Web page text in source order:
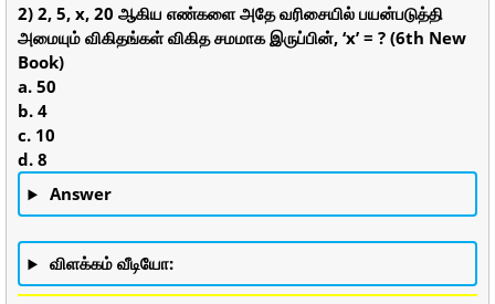
2) 2, 5, x, 20 ஆகிய எண்களை அதே வரிசையில் பயன்படுத்தி
அமையும் விகிதங்கள் விகித சமமாக இருப்பின், ‘x’ = ? (6th New
Book)
a. 50
b. 4
c. 10
d. 8
Answer
விளக்கம் வீடியோ: